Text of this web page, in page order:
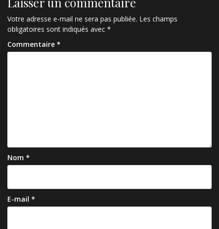
Votre adresse e-mail ne sera pas publiée. Les champs
obligatoires sont indiqués avec *
Commentaire *
Nom *
E-mail *